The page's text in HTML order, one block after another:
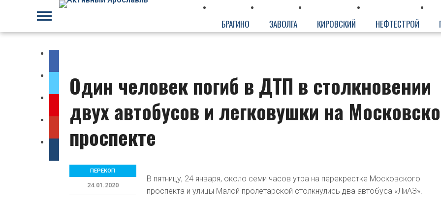
БРАГИНО ЗАВОЛГА КИРОВСКИЙ НЕФТЕСТРОЙ
Один человек погиб в ДТП в столкновении
двух автобусов и легковушки на
проспекте
В пятницу, 24 января, около семи часов утра на перекрестке Московского
проспекта и улицы Малой пролетарской столкнулись два автобуса «ЛиАЗ».
ПЕРЕКОП
24.01.2020